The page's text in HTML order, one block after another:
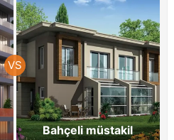
Bahçeli müstakil